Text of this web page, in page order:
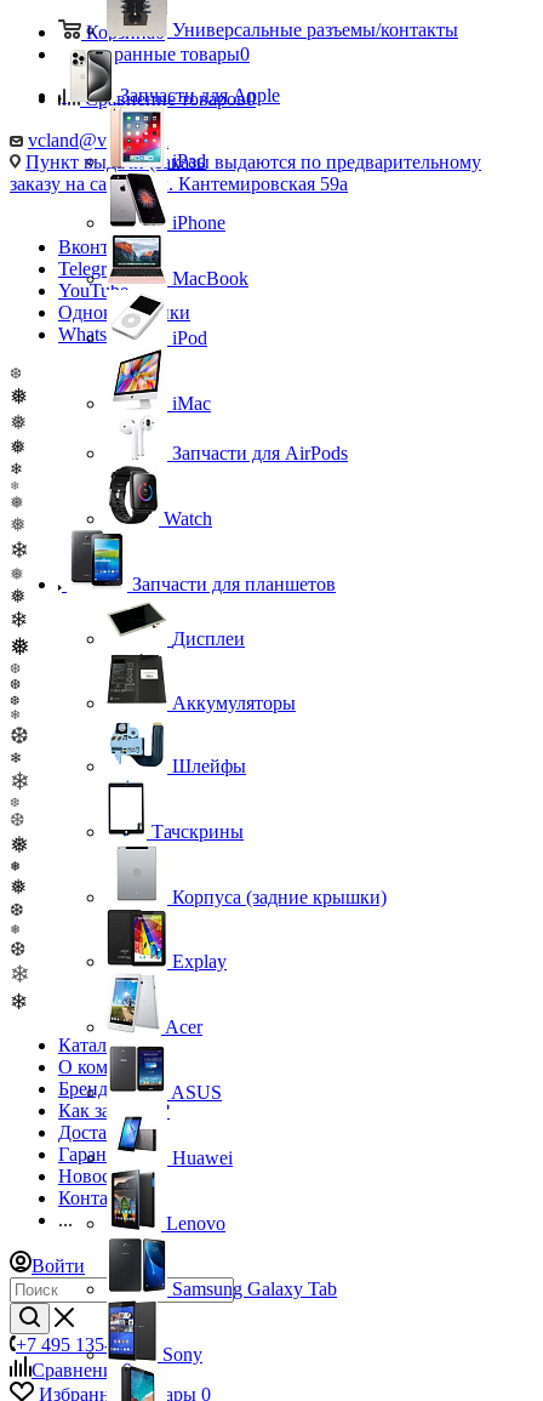
Корзина0
Избранные товары0
Сравнение товаров0
vcland@vcland.ru
Пункт выдачи (заказы выдаются по предварительному
заказу на сайте), ул. Кантемировская 59а
Вконтакте
Telegram
YouTube
Одноклассники
WhatsApp
❆
❅
❅
❅
❄
❄
❅
❅
❄
❅
❅
❄
❅
❆
❆
❆
❄
❆
❄
❄
❆
❆
❅
❅
❅
❆
❅
❆
❄
❄
Каталог
О компании
Бренды
Как заказать?
Доставка
Гарантия
Новости
Контакты
...
Войти
+7 495 135-39-43
Сравнение0
Избранные товары 0
Универсальные разъемы/контакты
Запчасти для Apple
iPad
iPhone
MacBook
iPod
iMac
Запчасти для AirPods
Watch
Запчасти для планшетов
Дисплеи
Аккумуляторы
Шлейфы
Тачскрины
Корпуса (задние крышки)
Explay
Acer
ASUS
Huawei
Lenovo
Samsung Galaxy Tab
Sony